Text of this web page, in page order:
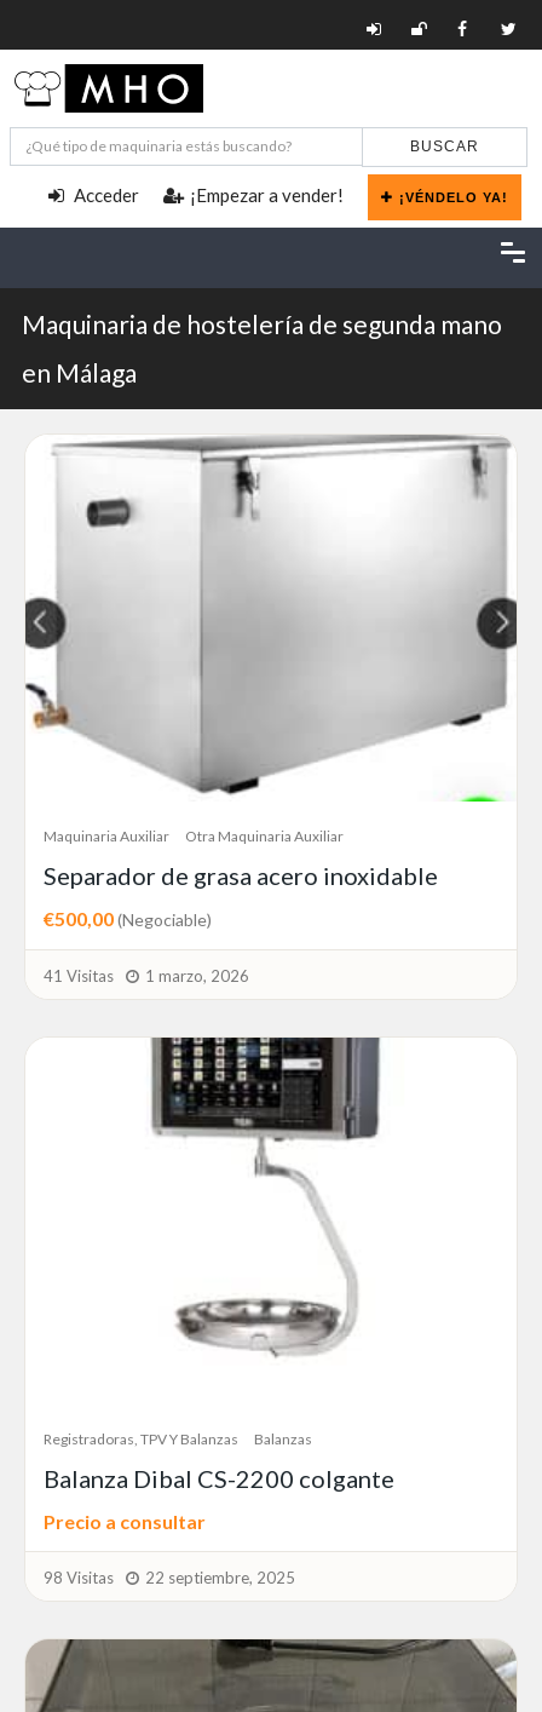
BUSCAR
Acceder ¡Empezar a vender! ¡VÉNDELO YA!
Maquinaria de hostelería de segunda mano
en Málaga
Maquinaria Auxiliar Otra Maquinaria Auxiliar
Separador de grasa acero inoxidable
€500,00(Negociable)
41 Visitas 1 marzo, 2026
Registradoras, TPV Y Balanzas Balanzas
Balanza Dibal CS-2200 colgante
Precio a consultar
98 Visitas 22 septiembre, 2025